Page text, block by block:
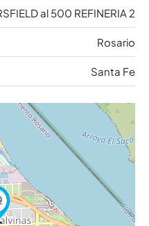
al 500 REFINERIA 2
Rosario
Santa Fe